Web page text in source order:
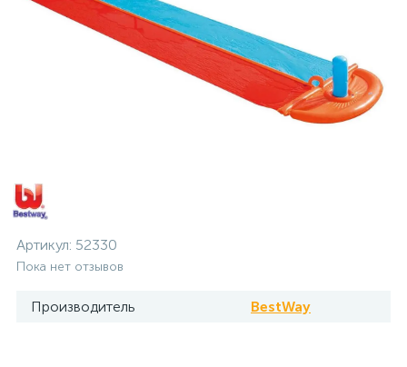
Артикул: 52330
Пока нет отзывов
Производитель BestWay